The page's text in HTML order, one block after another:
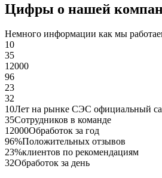
Цифры о нашей
Немного информации как мы
10
35
12000
96
23
32
10Лет на рынке СЭС официальный
35Сотрудников в команде
12000Обработок за год
96%Положительных отзывов
23%клиентов по рекомендациям
32Обработок за день